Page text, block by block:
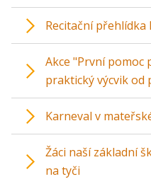
Recitační přehlídka
Akce "První pomoc
praktický výcvik od
Karneval v
Žáci naší základní
na tyči